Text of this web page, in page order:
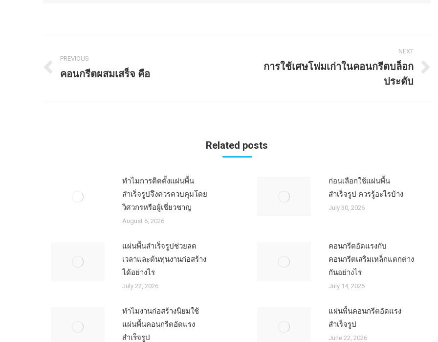
Post
navigation
PREVIOUS
Previous
คอนกรีตผสมเสร็จ คือ
NEXT
การใช้เศษโฟมเก่าในคอนกรีตบล็อก
ประดับ
Related posts
ทำไมการติดตั้งแผ่นพื้น
สำเร็จรูปจึงควรควบคุมโดย
วิศวกรหรือผู้เชี่ยวชาญ
August 6, 2026
ก่อนเลือกใช้แผ่นพื้น
สำเร็จรูป ควรรู้อะไรบ้าง
July 30, 2026
แผ่นพื้นสำเร็จรูปช่วยลด
เวลาและต้นทุนงานก่อสร้าง
ได้อย่างไร
July 22, 2026
คอนกรีตอัดแรงกับ
คอนกรีตเสริมเหล็กแตกต่าง
กันอย่างไร
July 14, 2026
ทำไมงานก่อสร้างนิยมใช้
แผ่นพื้นคอนกรีตอัดแรง
สำเร็จรูป
แผ่นพื้นคอนกรีตอัดแรง
สำเร็จรูป
June 22, 2026